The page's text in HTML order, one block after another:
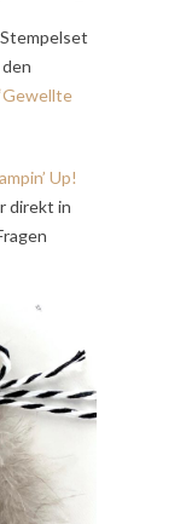
Up!
direkt in